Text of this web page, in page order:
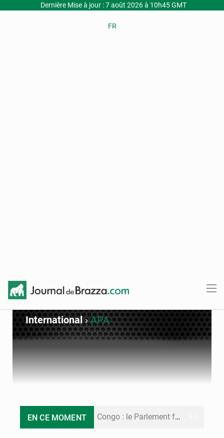
Dernière Mise à jour : 7 août 2026 à 10h45 GMT
FR
International›APA
EN CE MOMENT Congo : le Parlement formule 28 recommandations sur le Cadre budgétaire 2027-2029